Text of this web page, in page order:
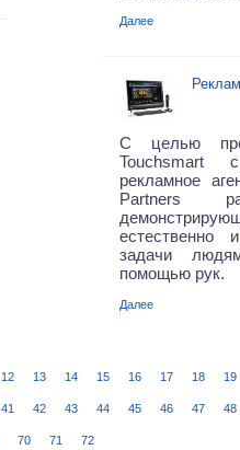
Далее
С целью
Touchsmart
рекламное
Partners
естественно
задачи
помощью рук.
Далее
12 13 14 15 16 17 18 19
41 42 43 44 45 46 47 48
70 71 72